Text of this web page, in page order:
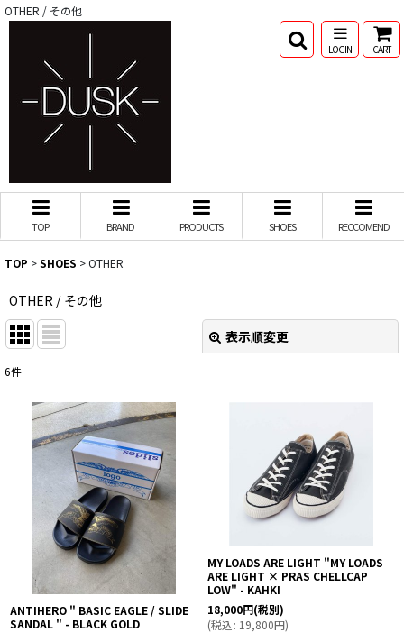
OTHER / その他
LOGIN CART
TOP BRAND PRODUCTS SHOES RECCOMEND
TOP >SHOES >OTHER
OTHER / その他
表示順変更
並び順:
6件
ANTIHERO " BASIC EAGLE / SLIDE
SANDAL " - BLACK GOLD
MY LOADS ARE LIGHT "MY LOADS
ARE LIGHT × PRAS CHELLCAP
LOW" - KAHKI
18,000円(税別)
(税込: 19,800円)